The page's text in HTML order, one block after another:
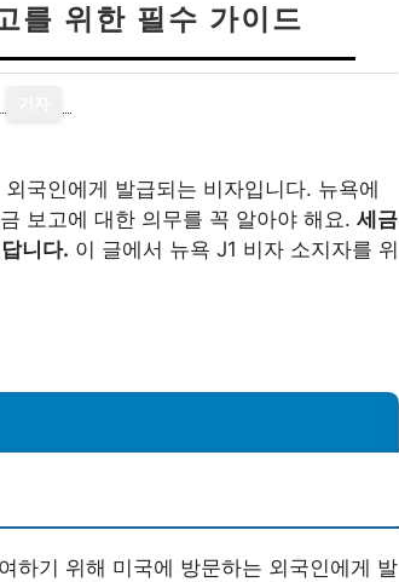
를 위한 필수 가이드
국인에게 발급되는 비자입니다. 뉴욕에
보고에 대한 의무를 꼭 알아야 해요. 세금
니다. 이 글에서 뉴욕 J1 비자 소지자를 위
하기 위해 미국에 방문하는 외국인에게 발